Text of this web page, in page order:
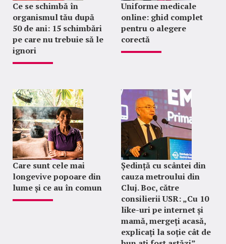
Ce se schimbă în
organismul tău după
50 de ani: 15 schimbări
pe care nu trebuie să le
ignori
Uniforme medicale
online: ghid complet
pentru o alegere
corectă
Care sunt cele mai
longevive popoare din
lume și ce au în comun
Ședință cu scântei din
cauza metroului din
Cluj. Boc, către
consilierii USR: „Cu 10
like-uri pe internet și
mamă, mergeți acasă,
explicați la soție cât de